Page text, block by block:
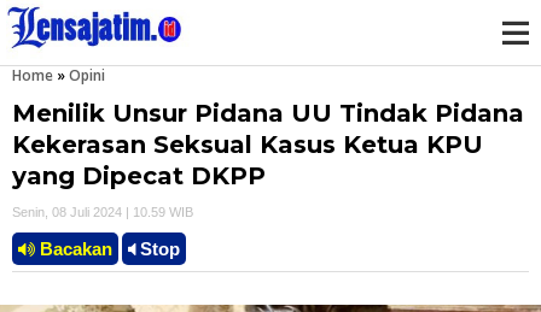
Home »Opini
Menilik Unsur Pidana UU Tindak Pidana
Kekerasan Seksual Kasus Ketua KPU
yang Dipecat DKPP
Senin, 08 Juli 2024 | 10.59 WIB
Bacakan Stop